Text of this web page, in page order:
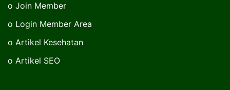
o Join Member
o Login Member Area
o Artikel Kesehatan
o Artikel SEO